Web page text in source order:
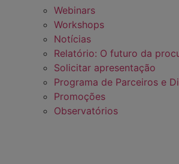
Webinars
Workshops
Notícias
Relatório: O futuro da
Solicitar apresentação
Programa de Parceiros e
Promoções
Observatórios